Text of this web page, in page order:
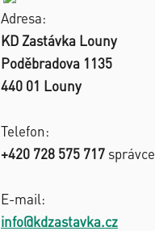
Adresa:
KD Zastávka Louny
Poděbradova 1135
440 01 Louny
Telefon:
+420 728 575 717 správce
E-mail:
info@kdzastavka.cz